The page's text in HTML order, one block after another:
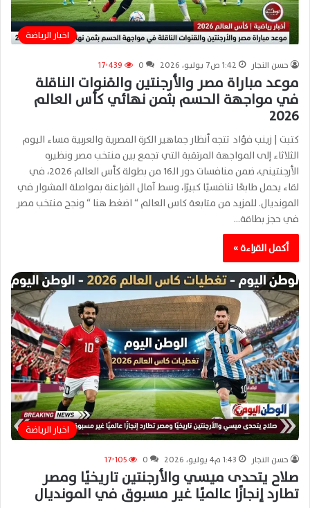
اخبار الرياضة
حسن النجار 1:42 ص7 يوليو، 2026 0 17٬439
موعد مباراة مصر والأرجنتين والقنوات الناقلة
في مواجهة الحسم بثمن نهائي كأس العالم
2026
كتبت | زينب فؤاد تتجه أنظار جماهير الكرة المصرية والعربية مساء اليوم
الثلاثاء إلى المواجهة المرتقبة التي تجمع بين منتخب مصر ونظيره
الأرجنتيني، ضمن منافسات دور الـ16 من بطولة كأس العالم 2026، في
لقاء يحمل طابعًا تنافسيًا كبيرًا، وسط آمال الفراعنة بمواصلة المشوار في
المونديال. للمزيد من متابعة كاس العالم “ اضغط هنا “ ونجح منتخب مصر
في حجز بطاقة…
أكمل القراءة »
اخبار الرياضة
حسن النجار 1:43 م4 يوليو، 2026 0 17٬105
صلاح يتحدى ميسي والأرجنتين تاريخيًا ومصر
تطارد إنجازًا عالميًا غير مسبوق في المونديال